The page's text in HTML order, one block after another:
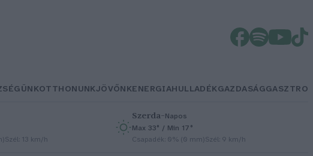
OTTHONUNKJÖVŐNKENERGIAHULLADÉKGAZDASÁGGASZTRO
Szél: 13 km/h
Szerda–Napos
Max 33° / Min 17°
Csapadék: 0% (0 mm)Szél: 9 km/h